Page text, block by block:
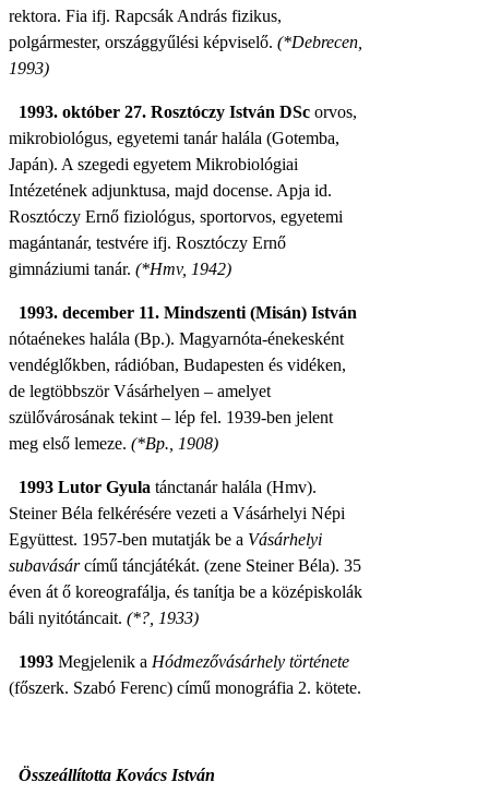
rektora. Fia ifj. Rapcsák András fizikus,
polgármester, országgyűlési képviselő. (*Debrecen,
1993)
1993. október 27. Rosztóczy István DScorvos,
mikrobiológus, egyetemi tanár halála (Gotemba,
Japán). A szegedi egyetem Mikrobiológiai
Intézetének adjunktusa, majd docense. Apja id.
Rosztóczy Ernő fiziológus, sportorvos, egyetemi
magántanár, testvére ifj. Rosztóczy Ernő
gimnáziumi tanár. (*Hmv, 1942)
1993. december 11. Mindszenti (Misán) István
nótaénekes halála (Bp.). Magyarnóta-énekesként
vendéglőkben, rádióban, Budapesten és vidéken,
de legtöbbször Vásárhelyen – amelyet
szülővárosának tekint – lép fel. 1939-ben jelent
meg első lemeze. (*Bp., 1908)
1993 Lutor Gyulatánctanár halála (Hmv).
Steiner Béla felkérésére vezeti a Vásárhelyi Népi
Együttest. 1957-ben mutatják be a Vásárhelyi
subavásárcímű táncjátékát. (zene Steiner Béla). 35
éven át ő koreografálja, és tanítja be a középiskolák
báli nyitótáncait. (*?, 1933)
1993Megjelenik a Hódmezővásárhely története
(főszerk. Szabó Ferenc) című monográfia 2. kötete.
Összeállította Kovács István